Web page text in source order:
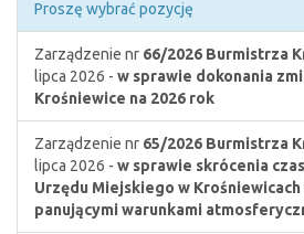
Proszę wybrać pozycję
Zarządzenie nr 66/2026 Burmistrza
lipca 2026 - w sprawie dokonania
Krośniewice na 2026 rok
Zarządzenie nr 65/2026 Burmistrza
lipca 2026 - w sprawie skrócenia
Urzędu Miejskiego w Krośniewicach
panującymi warunkami